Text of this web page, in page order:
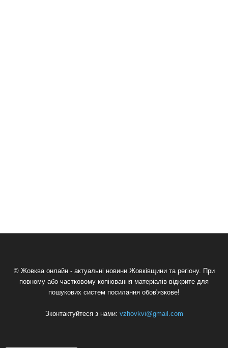
© Жовква онлайн - актуальні новини Жовківщини та регіону. При
повному або частковому копіювання матеріалів відкрите для
пошукових систем посилання обов'язкове!
Зконтактуйтеся з нами: vzhovkvi@gmail.com